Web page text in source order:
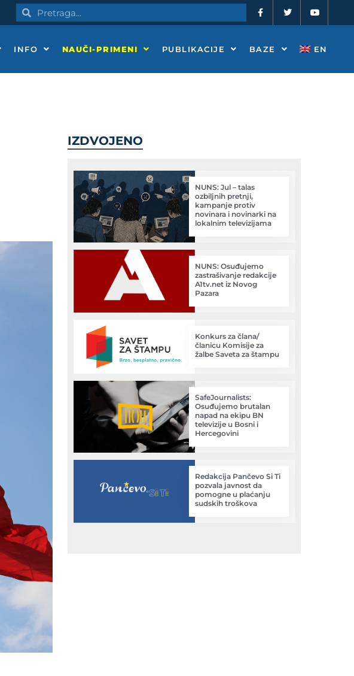
PretragaPretraga a
c
e
o
o
-
w
t
e
o
t
b
e
INFO NAUČI-PRIMENI PUBLIKACIJE BAZE EN
IZDVOJENO
NUNS: Jul – talas
ozbiljnih pretnji,
kampanje protiv
novinara i novinarki na
lokalnim televizijama
NUNS: Osuđujemo
zastrašivanje redakcije
A1tv.net iz Novog
Pazara
Konkurs za člana/
članicu Komisije za
žalbe Saveta za štampu
SafeJournalists:
Osuđujemo brutalan
napad na ekipu BN
televizije u Bosni i
Hercegovini
Redakcija Pančevo Si Ti
pozvala javnost da
pomogne u plaćanju
sudskih troškova